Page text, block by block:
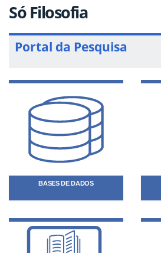
Só Filosofia
Portal da Pesquisa
BASES DE DADOS